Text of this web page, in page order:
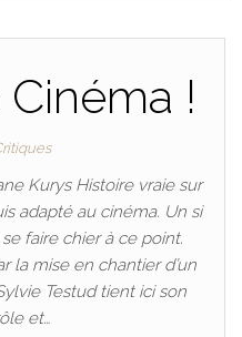
!
Kurys Histoire vraie sur
adapté au cinéma. Un si
faire chier à ce point.
la mise en chantier d’un
Testud tient ici son
et…